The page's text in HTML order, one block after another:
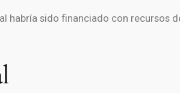
sido financiado con recursos